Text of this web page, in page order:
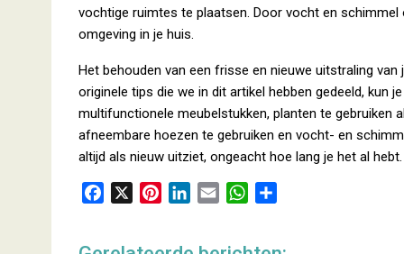
vochtige ruimtes te plaatsen. Door vocht en
omgeving in je huis.
Het behouden van een frisse en nieuwe uitstraling
originele tips die we in dit artikel hebben gedeeld, kun
multifunctionele meubelstukken, planten te gebruiken
afneembare hoezen te gebruiken en vocht- en
altijd als nieuw uitziet, ongeacht hoe lang je het al hebt.
W